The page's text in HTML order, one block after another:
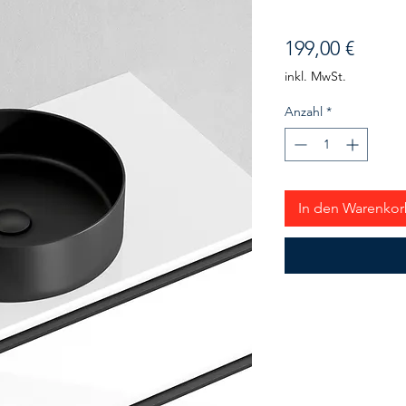
199,00 €Preis
inkl. MwSt.
Anzahl *
In den